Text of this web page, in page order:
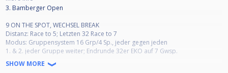
3. Bamberger Open
9 ON THE SPOT, WECHSEL BREAK
Distanz: Race to 5; Letzten 32 Race to 7
Modus: Gruppensystem 16 Grp/4 Sp., jeder gegen jeden
1. & 2. jeder Gruppe weiter; Endrunde 32er EKO auf 7 Gwsp.
Freitag 09.09.2022
Block 1; Grp. A – D, Startzeit 18:00 Uhr
SHOW MORE